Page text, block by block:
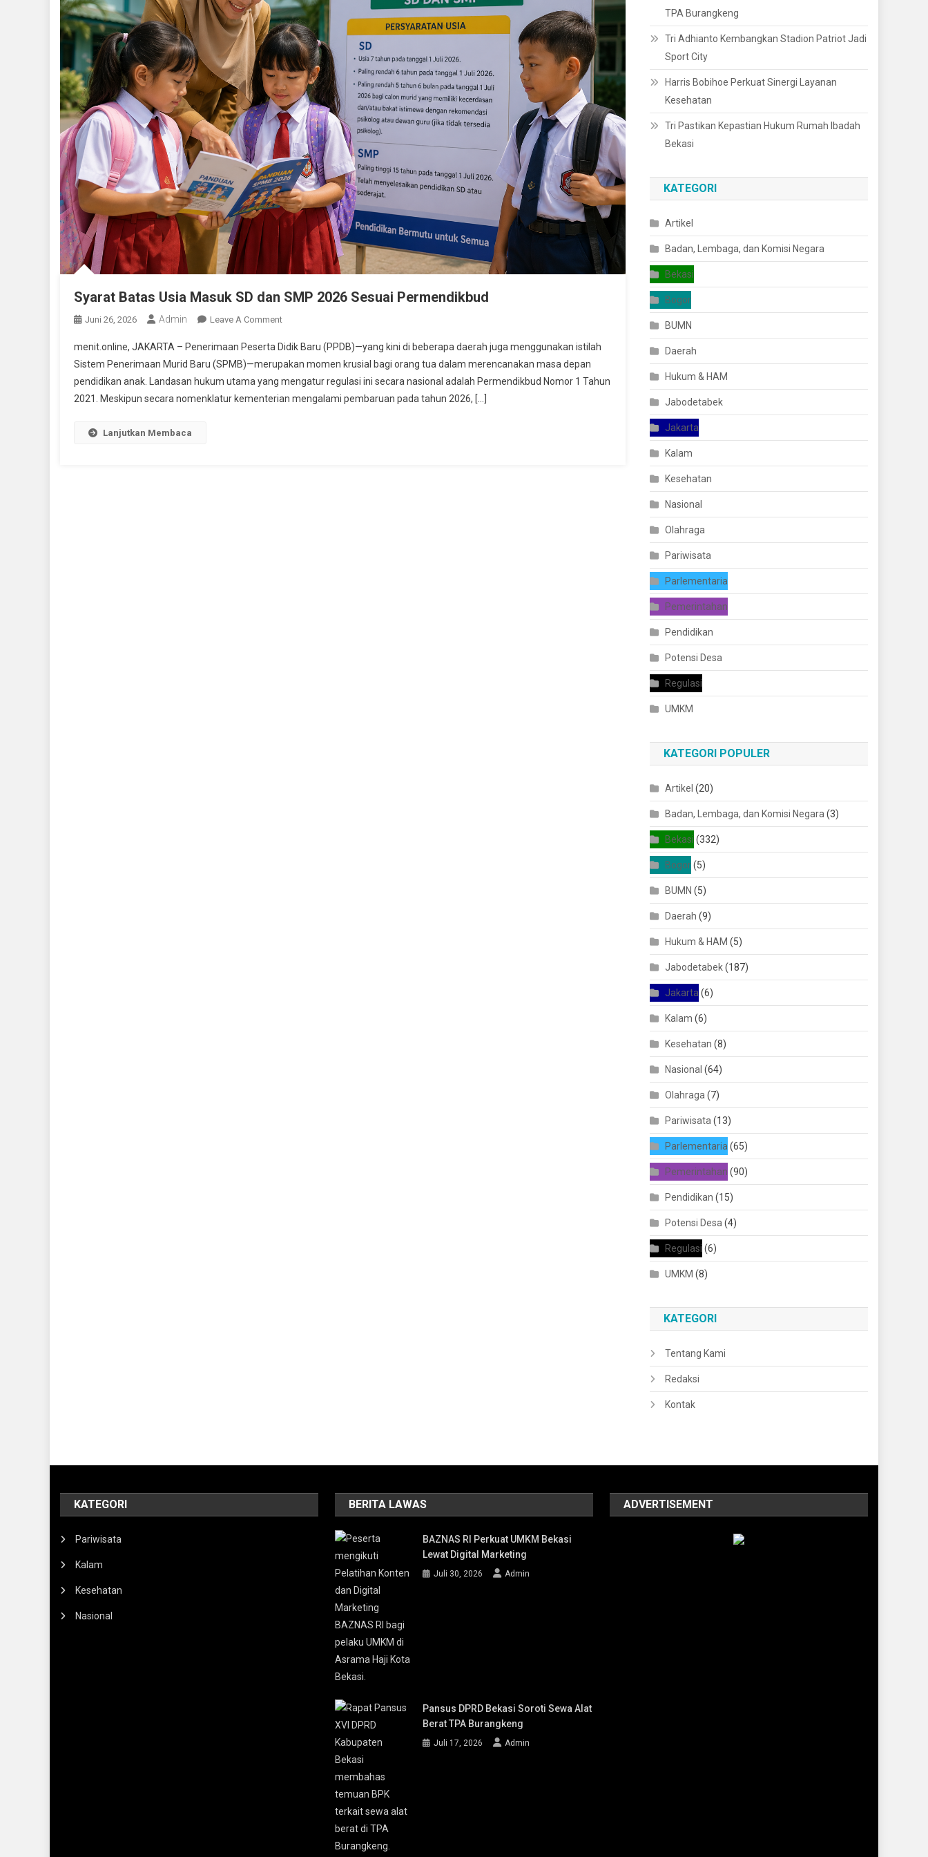
Syarat Batas Usia Masuk SD dan SMP 2026 Sesuai Permendikbud
Juni 26, 2026 Admin Leave A CommentOn
Batas
Usia
Masuk
SD
menit.online, JAKARTA – Penerimaan Peserta Didik Baru (PPDB)—yang kini di beberapa daerah juga menggunakan istilah
Sistem Penerimaan Murid Baru (SPMB)—merupakan momen krusial bagi orang tua dalam merencanakan masa depan
pendidikan anak. Landasan hukum utama yang mengatur regulasi ini secara nasional adalah Permendikbud Nomor 1 Tahun
2021. Meskipun secara nomenklatur kementerian mengalami pembaruan pada tahun 2026, […]
Lanjutkan Membaca
TPA Burangkeng
Tri Adhianto Kembangkan Stadion Patriot Jadi
Sport City
Harris Bobihoe Perkuat Sinergi Layanan
Kesehatan
Tri Pastikan Kepastian Hukum Rumah Ibadah
Bekasi
KATEGORI
Artikel
Badan, Lembaga, dan Komisi Negara
Bekasi
Bogor
BUMN
Daerah
Hukum & HAM
Jabodetabek
Jakarta
Kalam
Kesehatan
Nasional
Olahraga
Pariwisata
Parlementaria
Pemerintahan
Pendidikan
Potensi Desa
Regulasi
UMKM
KATEGORI POPULER
Artikel (20)
Badan, Lembaga, dan Komisi Negara (3)
Bekasi (332)
Bogor(5)
BUMN (5)
Daerah (9)
Hukum & HAM (5)
Jabodetabek(187)
Jakarta (6)
Kalam (6)
Kesehatan (8)
Nasional (64)
Olahraga (7)
Pariwisata (13)
Parlementaria (65)
Pemerintahan (90)
Pendidikan (15)
Potensi Desa (4)
Regulasi (6)
UMKM (8)
KATEGORI
Tentang Kami
Redaksi
Kontak
KATEGORI
Pariwisata
Kalam
Kesehatan
Nasional
BERITA LAWAS
BAZNAS RI Perkuat UMKM Bekasi
Lewat Digital Marketing
Juli 30, 2026 Admin
Pansus DPRD Bekasi Soroti Sewa Alat
Berat TPA Burangkeng
Juli 17, 2026 Admin
ADVERTISEMENT